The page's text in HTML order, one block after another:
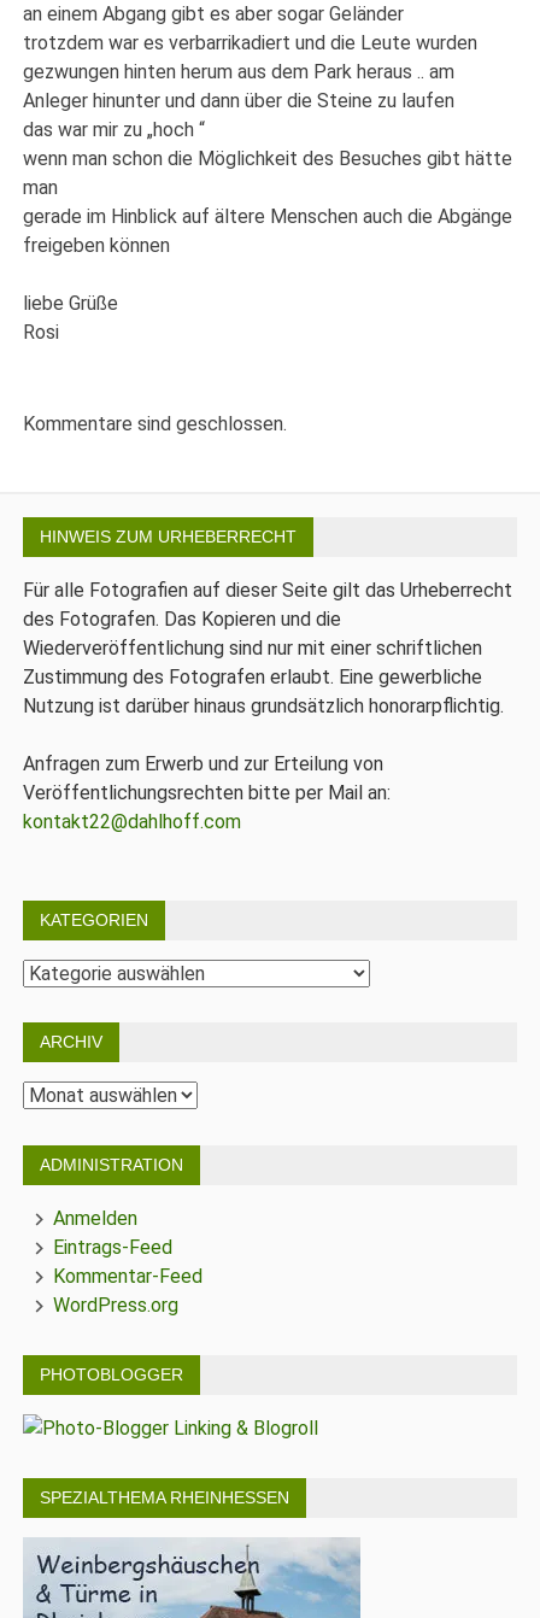
an einem Abgang gibt es aber sogar Geländer
trotzdem war es verbarrikadiert und die Leute wurden
gezwungen hinten herum aus dem Park heraus .. am
Anleger hinunter und dann über die Steine zu laufen
das war mir zu „hoch “
wenn man schon die Möglichkeit des Besuches gibt hätte
man
gerade im Hinblick auf ältere Menschen auch die Abgänge
freigeben können
liebe Grüße
Rosi
Kommentare sind geschlossen.
HINWEIS ZUM URHEBERRECHT
Für alle Fotografien auf dieser Seite gilt das Urheberrecht
des Fotografen. Das Kopieren und die
Wiederveröffentlichung sind nur mit einer schriftlichen
Zustimmung des Fotografen erlaubt. Eine gewerbliche
Nutzung ist darüber hinaus grundsätzlich honorarpflichtig.
Anfragen zum Erwerb und zur Erteilung von
Veröffentlichungsrechten bitte per Mail an:
kontakt22@dahlhoff.com
KATEGORIEN
Kategorien
ARCHIV
Archiv
ADMINISTRATION
Anmelden
Eintrags-Feed
Kommentar-Feed
WordPress.org
PHOTOBLOGGER
SPEZIALTHEMA RHEINHESSEN